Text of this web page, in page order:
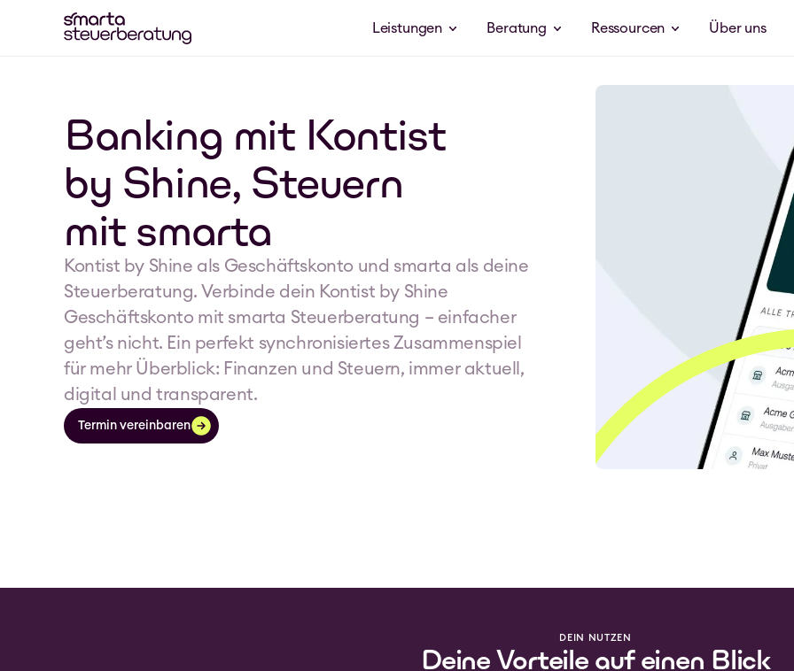
Banking mit Kontist
by Shine, Steuern
mit smarta
Kontist by Shine als Geschäftskonto und smarta als deine
Steuerberatung. Verbinde dein Kontist by Shine
Geschäftskonto mit smarta Steuerberatung – einfacher
geht’s nicht. Ein perfekt synchronisiertes Zusammenspiel
für mehr Überblick: Finanzen und Steuern, immer aktuell,
digital und transparent.
Termin vereinbaren
DEIN NUTZEN
Deine Vorteile auf einen Blick
Leistungen Beratung Ressourcen Über uns